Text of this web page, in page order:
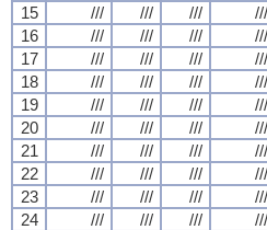
15
/// /// /// ///
16
/// /// /// ///
17
/// /// /// ///
18
/// /// /// ///
19
/// /// /// ///
20
/// /// /// ///
21
/// /// /// ///
22
/// /// /// ///
23
/// /// /// ///
24
/// /// /// ///